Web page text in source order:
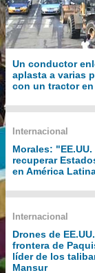
Un conductor
aplasta a varias
con un tractor
Internacional
Morales:
recuperar
en América
Internacional
Drones de
frontera de
líder de los
Mansur